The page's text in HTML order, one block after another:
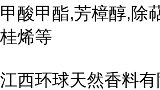
甲酸甲酯,芳樟醇,除
桂烯等
江西环球天然香料有